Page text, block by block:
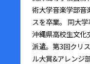
術大学音楽学部音
スを卒業。 同大学
沖縄県高校生文化
派遣。第3回クリ
ル大賞&アレンジ